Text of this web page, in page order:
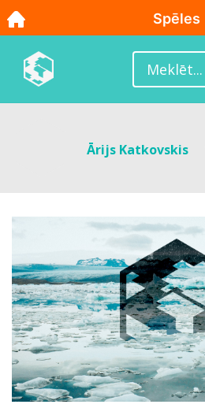
Ārijs Katkovskis